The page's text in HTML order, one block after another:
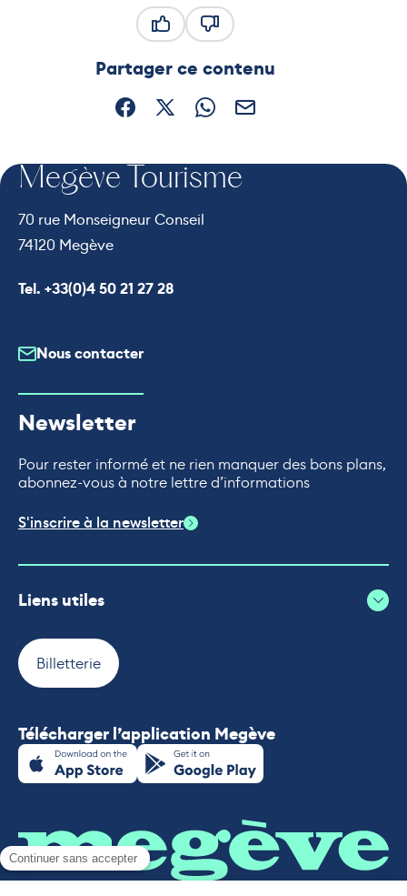
Partager ce contenu
Partager sur Facebook (nouvelle fenêtre)
Partager sur X / Twitter (nouvelle
Partager sur WhatsApp
Partager par mail
Megève Tourisme
70 rue Monseigneur Conseil
74120 Megève
Appeler le
Tel. +33(0)4 50 21 27 28
Nous contacter
Newsletter
Pour rester informé et ne rien manquer des bons plans,
abonnez-vous à notre lettre d’informations
S'inscrire à la newsletter
Liens utiles
Billetterie
Télécharger l’application Megève